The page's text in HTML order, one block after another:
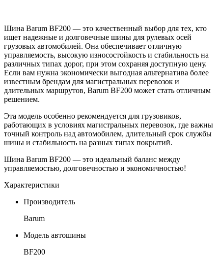
Шина Barum BF200 — это качественный выбор для тех, кто
ищет надежные и долговечные шины для рулевых осей
грузовых автомобилей. Она обеспечивает отличную
управляемость, высокую износостойкость и стабильность на
различных типах дорог, при этом сохраняя доступную цену.
Если вам нужна экономически выгодная альтернатива более
известным брендам для магистральных перевозок и
длительных маршрутов, Barum BF200 может стать отличным
решением.
Эта модель особенно рекомендуется для грузовиков,
работающих в условиях магистральных перевозок, где важны
точный контроль над автомобилем, длительный срок службы
шины и стабильность на разных типах покрытий.
Шина Barum BF200 — это идеальный баланс между
управляемостью, долговечностью и экономичностью!
Характеристики
Производитель
Barum
Модель автошины
BF200